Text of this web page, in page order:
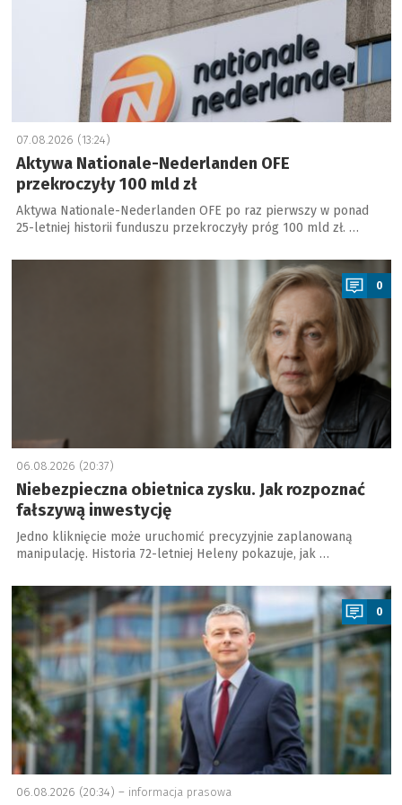
07.08.2026 (13:24)
Aktywa Nationale-Nederlanden OFE
przekroczyły 100 mld zł
Aktywa Nationale-Nederlanden OFE po raz pierwszy w ponad
25-letniej historii funduszu przekroczyły próg 100 mld zł. …
a
0
06.08.2026 (20:37)
Niebezpieczna obietnica zysku. Jak rozpoznać
fałszywą inwestycję
Jedno kliknięcie może uruchomić precyzyjnie zaplanowaną
manipulację. Historia 72-letniej Heleny pokazuje, jak …
a
0
06.08.2026 (20:34) – informacja prasowa